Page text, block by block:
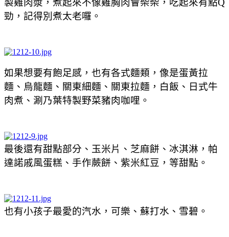
製雞肉漿，煮起來不像雞胸肉會柴柴，吃起來有點Q
勁，記得別煮太老囉。
如果想要有飽足感，也有各式麵類，像是蛋黃拉
麵、烏龍麵、關東細麵、關東拉麵，白飯、日式牛
肉煮、涮乃葉特製野菜豬肉咖哩。
最後還有甜點部分、玉米片、芝麻餅、冰淇淋，帕
達諾戚風蛋糕、手作蕨餅、紫米紅豆，等甜點。
也有小孩子最愛的汽水，可樂、蘇打水、雪碧。